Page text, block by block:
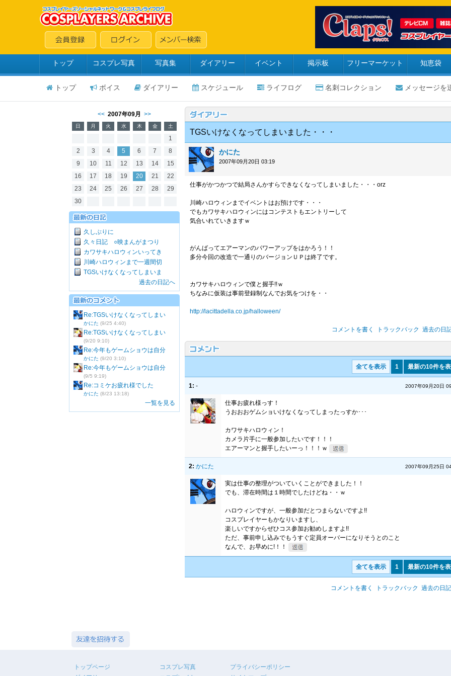
トップ コスプレ写真 写真集 ダイアリー イベント 掲示板 フリーマーケット 知恵袋
トップ ボイス ダイアリー スケジュール ライフログ 名刺コレクション メッセージを
<< 2007年09月 >>
日 月 火 水 木 金 土
1
2
3 4 5 6 7
8
9
10 11 12 13 14
15
16
17 18 19 20 21
22
23
24 25 26 27 28
29
30
久しぶりに
久々日記 ○映まんがまつり
カワサキハロウィンいってき
川崎ハロウィンまで一週間切
TGSいけなくなってしまいま
過去の日記へ
Re:TGSいけなくなってしまい
かにた (9/25 4:40)
Re:TGSいけなくなってしまい
(9/20 9:10)
Re:今年もゲームショウは自分
かにた (9/20 3:10)
Re:今年もゲームショウは自分
(9/5 9:19)
Re:コミケお疲れ様でした
かにた (8/23 13:18)
一覧を見る
TGSいけなくなってしまいました・・・
かにた
2007年09月20日 03:19
仕事がかつかつで結局さんかすらできなくなってしまいました・・・orz
川崎ハロウィンまでイベントはお預けです・・・
でもカワサキハロウィンにはコンテストもエントリーして
気合いれていきますｗ
がんばってエアーマンのパワーアップをはかろう！！
多分今回の改造で一通りのバージョンＵＰは終了です。
カワサキハロウィンで僕と握手!!ｗ
ちなみに仮装は事前登録制なんでお気をつけを・・
http://lacittadella.co.jp/halloween/
コメントを書く トラックバック 過去の日
全てを表示 1 最新の10件を
1: - 2007年09月20日
仕事お疲れ様っす！
うおおおゲムショいけなくなってしまったっすか･･･
カワサキハロウィン！
カメラ片手に一般参加したいです！！！
エアーマンと握手したいーっ！！！ｗ
2: かにた 2007年09月25日
実は仕事の整理がついていくことができました！！
でも、滞在時間は１時間でしたけどね・・ｗ
ハロウィンですが、一般参加だとつまらないですよ!!
コスプレイヤーもかなりいますし、
楽しいですからぜひコス参加お勧めしますよ!!
ただ、事前申し込みでもうすぐ定員オーバーになりそうとのこと
なんで、お早めに!！！
全てを表示 1 最新の10件を
コメントを書く トラックバック 過去の日
トップページ
コスプレ写真
プライバシーポリシー